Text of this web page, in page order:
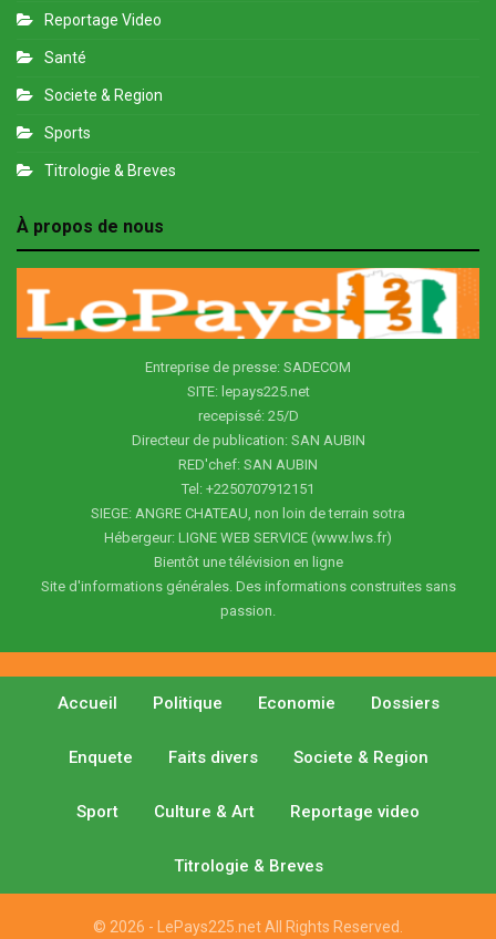
Reportage Video
Santé
Societe & Region
Sports
Titrologie & Breves
À propos de nous
Entreprise de presse: SADECOM
SITE: lepays225.net
recepissé: 25/D
Directeur de publication: SAN AUBIN
RED'chef: SAN AUBIN
Tel: +2250707912151
SIEGE: ANGRE CHATEAU, non loin de terrain sotra
Hébergeur: LIGNE WEB SERVICE (www.lws.fr)
Bientôt une télévision en ligne
Site d'informations générales. Des informations construites sans
passion.
Accueil Politique Economie Dossiers
Enquete Faits divers Societe & Region
Sport Culture & Art Reportage video
Titrologie & Breves
© 2026 - LePays225.net All Rights Reserved.